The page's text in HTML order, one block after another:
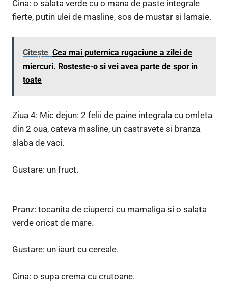
Cina: o salata verde cu o mana de paste integrale
fierte, putin ulei de masline, sos de mustar si lamaie.
Citește Cea mai puternica rugaciune a zilei de
miercuri. Rosteste-o si vei avea parte de spor in
toate
Ziua 4: Mic dejun: 2 felii de paine integrala cu omleta
din 2 oua, cateva masline, un castravete si branza
slaba de vaci.
Gustare: un fruct.
Pranz: tocanita de ciuperci cu mamaliga si o salata
verde oricat de mare.
Gustare: un iaurt cu cereale.
Cina: o supa crema cu crutoane.